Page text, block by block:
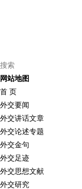
网站地图
首 页
外交要闻
外交讲话文章
外交论述专题
外交金句
外交足迹
外交思想文献
外交研究